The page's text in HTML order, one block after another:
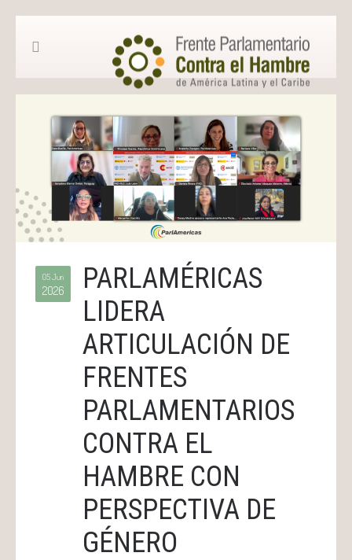
05 Jun
2026
PARLAMÉRICAS
LIDERA
ARTICULACIÓN DE
FRENTES
PARLAMENTARIOS
CONTRA EL
HAMBRE CON
PERSPECTIVA DE
GÉNERO